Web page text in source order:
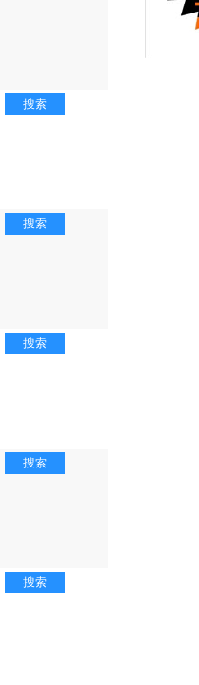
搜索
搜索
搜索
搜索
搜索